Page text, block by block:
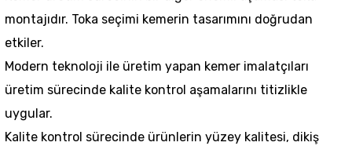
montajıdır. Toka seçimi kemerin tasarımını doğrudan
etkiler.
Modern teknoloji ile üretim yapan kemer imalatçıları
üretim sürecinde kalite kontrol aşamalarını titizlikle
uygular.
Kalite kontrol sürecinde ürünlerin yüzey kalitesi, dikiş